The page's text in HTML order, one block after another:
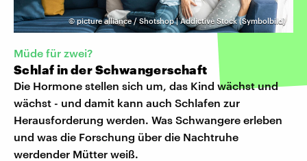
©picture alliance / Shotshop | Addictive Stock (Symbolbild)
Müde für zwei?
Schlaf in der Schwangerschaft
Die Hormone stellen sich um, das Kind wächst und
wächst - und damit kann auch Schlafen zur
Herausforderung werden. Was Schwangere erleben
und was die Forschung über die Nachtruhe
werdender Mütter weiß.